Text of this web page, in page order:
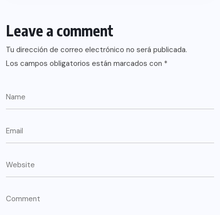
Leave a comment
Tu dirección de correo electrónico no será publicada.
Los campos obligatorios están marcados con *